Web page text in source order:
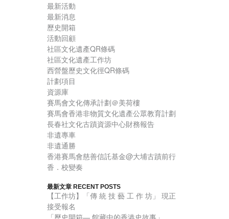
最新活動
最新消息
歷史開箱
活動回顧
社區文化遺產QR條碼
社區文化遺產工作坊
西營盤歷史文化徑QR條碼
計劃項目
資源庫
賽馬會文化傳承計劃＠美荷樓
賽馬會香港非物質文化遺產公眾教育計劃
長春社文化古蹟資源中心財務報告
非遺專車
非遺通勝
香港賽馬會慈善信託基金@大埔古蹟前行
香．校變奏
最新文章 RECENT POSTS
【工作坊】「傳 統 技 藝 工 作 坊」 現正
接受報名